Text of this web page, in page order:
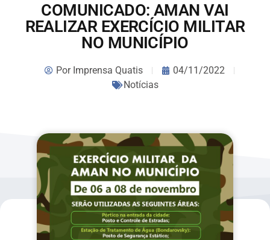
COMUNICADO: AMAN VAI
REALIZAR EXERCÍCIO MILITAR
NO MUNICÍPIO
PorImprensa Quatis
04/11/2022
Notícias